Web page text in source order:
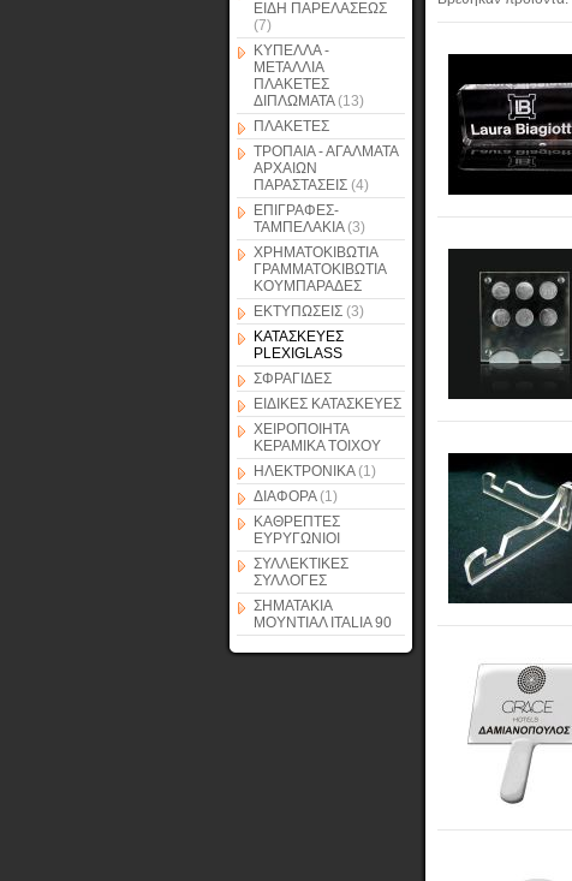
ΕΙΔΗ ΠΑΡΕΛΑΣΕΩΣ
(7)
ΚΥΠΕΛΛΑ -
ΜΕΤΑΛΛΙΑ
ΠΛΑΚΕΤΕΣ
ΔΙΠΛΩΜΑΤΑ(13)
ΠΛΑΚΕΤΕΣ
ΤΡΟΠΑΙΑ - ΑΓΑΛΜΑΤΑ
ΑΡΧΑΙΩΝ
ΠΑΡΑΣΤΑΣΕΙΣ (4)
ΕΠΙΓΡΑΦΕΣ-
ΤΑΜΠΕΛΑΚΙΑ(3)
ΧΡΗΜΑΤΟΚΙΒΩΤΙΑ
ΓΡΑΜΜΑΤΟΚΙΒΩΤΙΑ
ΚΟΥΜΠΑΡΑΔΕΣ
ΕΚΤΥΠΩΣΕΙΣ (3)
ΚΑΤΑΣΚΕΥΕΣ
PLEXIGLASS
ΣΦΡΑΓΙΔΕΣ
ΕΙΔΙΚΕΣ ΚΑΤΑΣΚΕΥΕΣ
ΧΕΙΡΟΠΟΙΗΤΑ
ΚΕΡΑΜΙΚΑ ΤΟΙΧΟΥ
ΗΛΕΚΤΡΟΝΙΚΑ(1)
ΔΙΑΦΟΡΑ(1)
ΚΑΘΡΕΠΤΕΣ
ΕΥΡΥΓΩΝΙΟΙ
ΣΥΛΛΕΚΤΙΚΕΣ
ΣΥΛΛΟΓΕΣ
ΣΗΜΑΤΑΚΙΑ
ΜΟΥΝΤΙΑΛ ITALIA 90